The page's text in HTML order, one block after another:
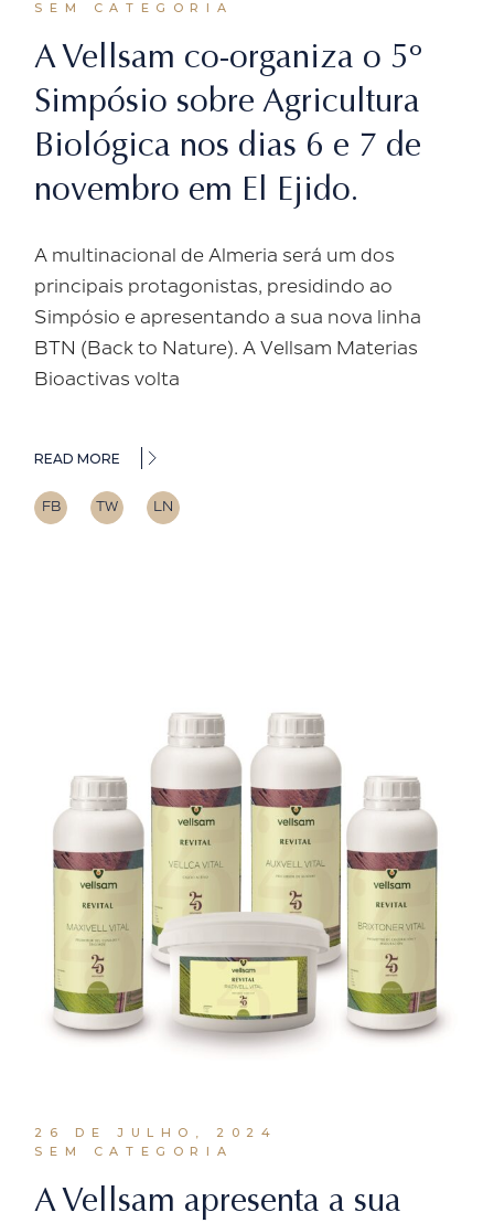
SEM CATEGORIA
A Vellsam co-organiza o 5º
Simpósio sobre Agricultura
Biológica nos dias 6 e 7 de
novembro em El Ejido.
A multinacional de Almeria será um dos
principais protagonistas, presidindo ao
Simpósio e apresentando a sua nova linha
BTN (Back to Nature). A Vellsam Materias
Bioactivas volta
READ MORE
FB TW LN
26 DE JULHO, 2024
SEM CATEGORIA
A Vellsam apresenta a sua